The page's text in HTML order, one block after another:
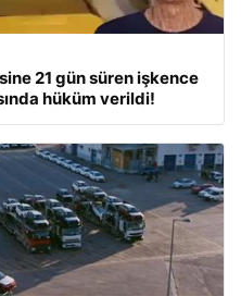
21 gün süren işkence
hüküm verildi!